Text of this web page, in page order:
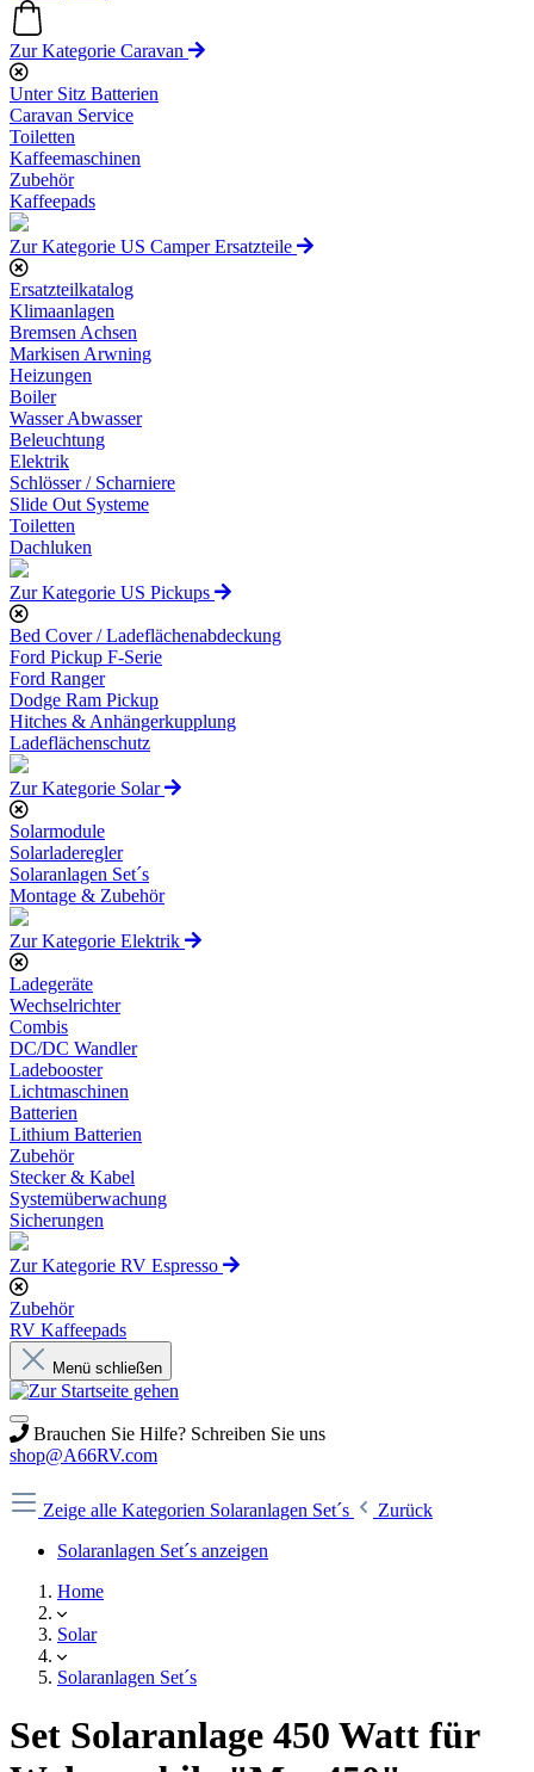
Zur Kategorie Caravan
Unter Sitz Batterien
Caravan Service
Toiletten
Kaffeemaschinen
Zubehör
Kaffeepads
Zur Kategorie US Camper Ersatzteile
Ersatzteilkatalog
Klimaanlagen
Bremsen Achsen
Markisen Arwning
Heizungen
Boiler
Wasser Abwasser
Beleuchtung
Elektrik
Schlösser / Scharniere
Slide Out Systeme
Toiletten
Dachluken
Zur Kategorie US Pickups
Bed Cover / Ladeflächenabdeckung
Ford Pickup F-Serie
Ford Ranger
Dodge Ram Pickup
Hitches & Anhängerkupplung
Ladeflächenschutz
Zur Kategorie Solar
Solarmodule
Solarladeregler
Solaranlagen Set´s
Montage & Zubehör
Zur Kategorie Elektrik
Ladegeräte
Wechselrichter
Combis
DC/DC Wandler
Ladebooster
Lichtmaschinen
Batterien
Lithium Batterien
Zubehör
Stecker & Kabel
Systemüberwachung
Sicherungen
Zur Kategorie RV Espresso
Zubehör
RV Kaffeepads
Menü schließen
Brauchen Sie Hilfe? Schreiben Sie uns
shop@A66RV.com
Zeige alle Kategorien Solaranlagen Set´s
Zurück
Solaranlagen Set´s anzeigen
Home
Solar
Solaranlagen Set´s
Set Solaranlage 450 Watt für